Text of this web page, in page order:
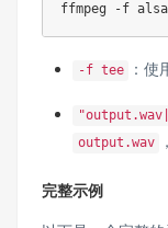
ffmpeg -f
-f tee ：使
output.wav
完整示例